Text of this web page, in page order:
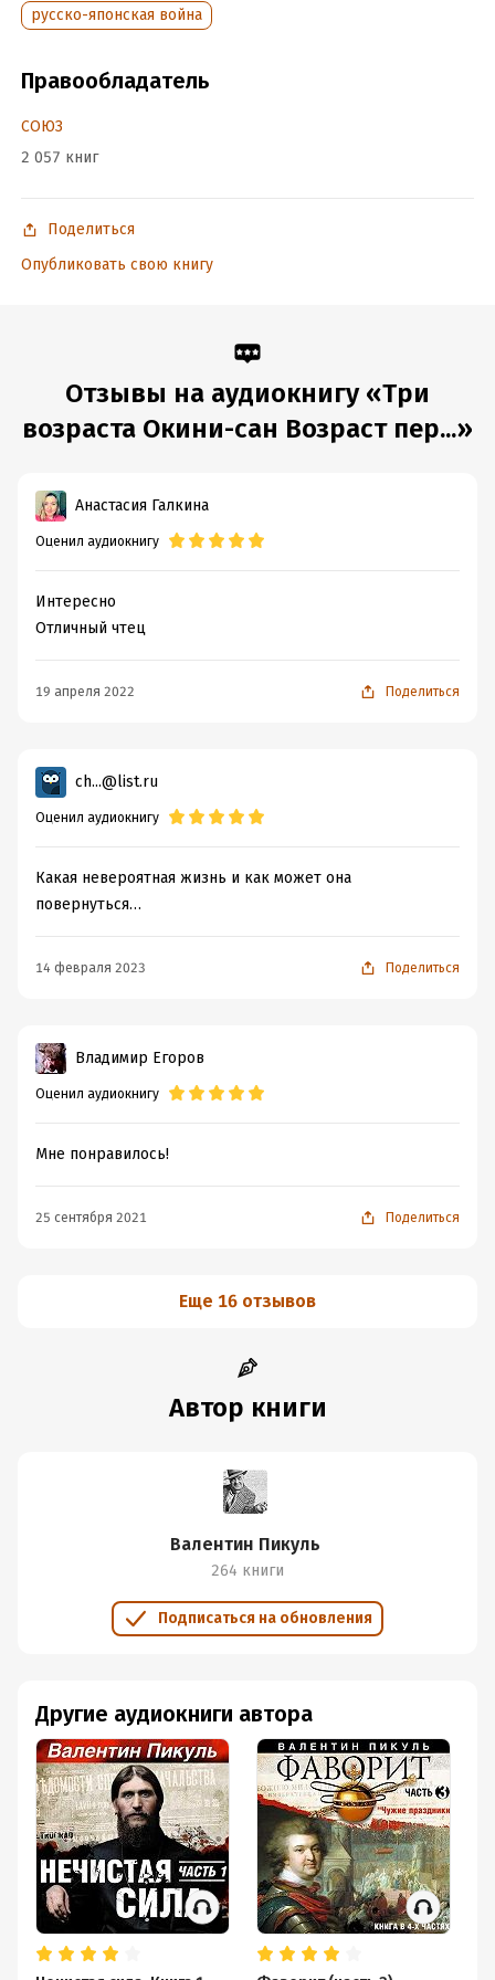
Год издания:2017
русско-японская война
Правообладатель
СОЮЗ
2 057 книг
Поделиться
Опубликовать свою книгу
Отзывы на аудиокнигу «Три
возраста Окини-сан Возраст пер...»
Анастасия Галкина
Оценил аудиокнигу
Интересно
Отличный чтец
19 апреля 2022 Поделиться
ch...@list.ru
Оценил аудиокнигу
Какая невероятная жизнь и как может она
повернуться…
14 февраля 2023 Поделиться
Владимир Егоров
Оценил аудиокнигу
Мне понравилось!
25 сентября 2021 Поделиться
Еще 16 отзывов
Автор книги
Валентин Пикуль
264 книги
Подписаться на обновления
Другие аудиокниги автора